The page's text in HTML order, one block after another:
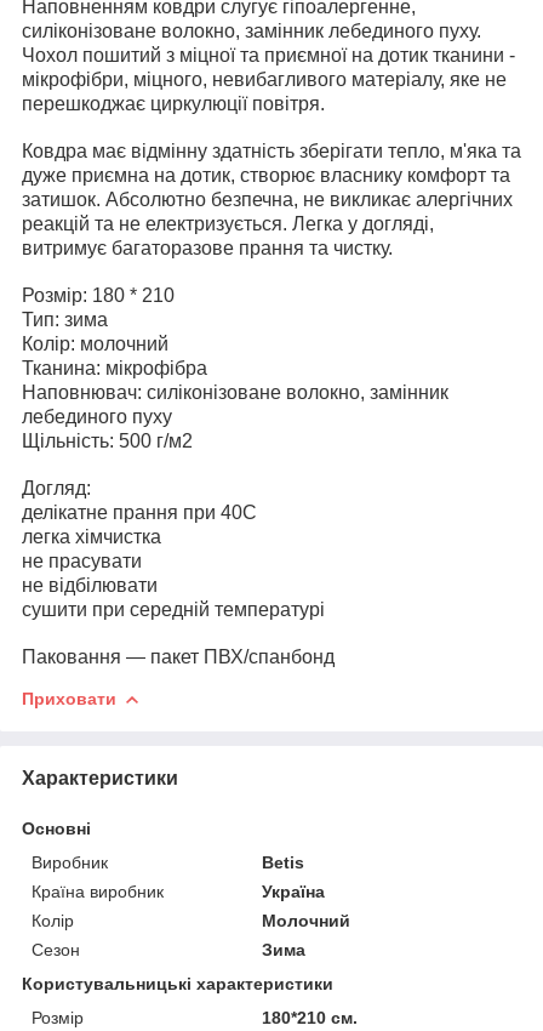
Наповненням ковдри слугує гіпоалергенне,
силіконізоване волокно, замінник лебединого пуху.
Чохол пошитий з міцної та приємної на дотик тканини -
мікрофібри, міцного, невибагливого матеріалу, яке не
перешкоджає циркулюції повітря.
Ковдра має відмінну здатність зберігати тепло, м'яка та
дуже приємна на дотик, створює власнику комфорт та
затишок. Абсолютно безпечна, не викликає алергічних
реакцій та не електризується. Легка у догляді,
витримує багаторазове прання та чистку.
Розмір: 180 * 210
Тип: зима
Колір: молочний
Тканина: мікрофібра
Наповнювач: силіконізоване волокно, замінник
лебединого пуху
Щільність: 500 г/м2
Догляд:
делікатне прання при 40С
легка хімчистка
не прасувати
не відбілювати
сушити при середній температурі
Паковання — пакет ПВХ/спанбонд
Приховати
Характеристики
Основні
Виробник
Betis
Країна виробник
Україна
Колір
Молочний
Сезон
Зима
Користувальницькі характеристики
Розмір
180*210 см.